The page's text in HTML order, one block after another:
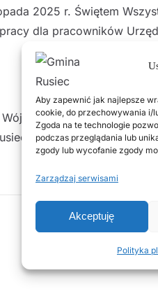
Aby zapewnić jak najlepsze
cookie, do przechowywania i/
Zgoda na te technologie
podczas przeglądania lub
zgody lub wycofanie zgody
Zarządzaj serwisami
Akceptuję
Polityka
2025 r. Świętem
dla pracowników
Gminy Rusiec z dnia